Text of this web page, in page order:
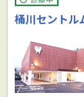
桶川セントル